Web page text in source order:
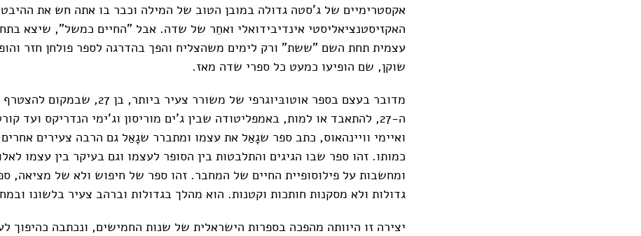
אקסטרימיים של ג'סטה גדולה במובן הטוב של המילה וכבר בו אתה חש את ההיבט
האקזיסטנציאליסטי אינדיבידואלי ואחֵר של שדה. אבל "החיים כמשל", שיצא
עצמית תחת השם "ששת" ורק לימים משהצליח והפך בהדרגה לספר פולחן חזר
שוקן, שם הופיעו כמעט כל ספרי שדה מאז.
מדובר בעצם בספר אוטובּיוגרפי של משורר צעיר ביותר, בן
ה-27, להתאבד או למות, באמפליטודה שבין ג'ים מוריסון וג'ימי הנדריקס ועד
ואיימי וויינהאוס, כתב ספר שגָאַל את עצמו ומתברר שגָאַל גם הרבה צעירים
כמותו. זהו ספר שבו הגיגים והתלבטות בין הסופר לעצמו וגם בעיקר בין עצמו
ומחשבות על פילוסופיית החיים של המחבר. זהו ספר של חיפוש ולא של מציאה,
גדולות ולא מסקנות חותכות וקטנות. הוא מהלך בגדולות וברהב צעיר בלשונו
יצירה זו היוותה מהפכה בספרות הישראלית של שנות החמישים, ונכתבה כהיפוך